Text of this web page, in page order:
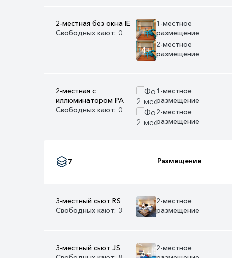
2-местная без окна IE
Свободных кают: 0
1-местное
размещение
4+
2-местное
размещение
2-местная с
иллюминатором PA
Свободных кают: 0
1-местное
размещение
0+
2-местное
размещение
7 Размещение
3-местный сьют RS
Свободных кают: 3
6+
2-местное
размещение
3-местный сьют JS
6+
2-местное